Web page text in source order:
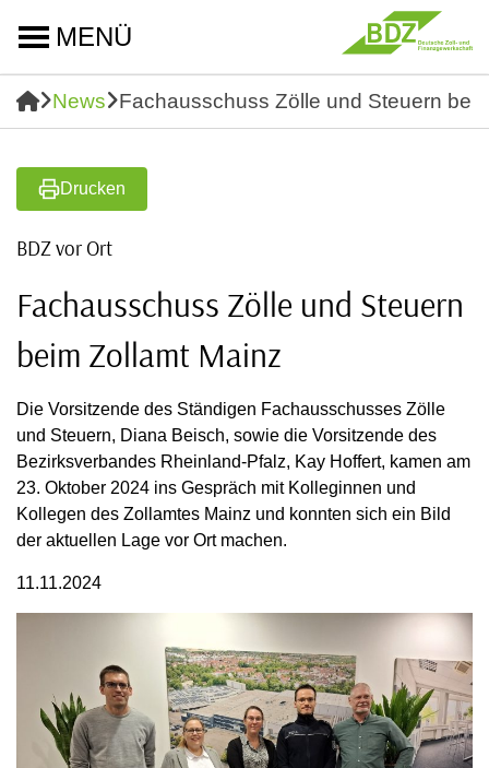
MENÜ
News Fachausschuss Zölle und Steuern
Drucken
BDZ vor Ort
Fachausschuss Zölle und Steuern
beim Zollamt Mainz
Die Vorsitzende des Ständigen Fachausschusses Zölle
und Steuern, Diana Beisch, sowie die Vorsitzende des
Bezirksverbandes Rheinland-Pfalz, Kay Hoffert, kamen am
23. Oktober 2024 ins Gespräch mit Kolleginnen und
Kollegen des Zollamtes Mainz und konnten sich ein Bild
der aktuellen Lage vor Ort machen.
11.11.2024